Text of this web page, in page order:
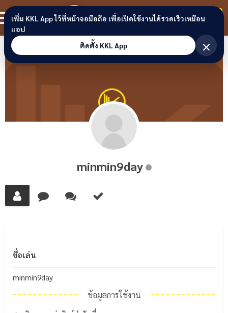
Skip to content
ขอนแก่นลิงก์ สมาชิก
minmin9day
ชื่อเล่น
minmin9day
ข้อมูลการใช้งาน
เพิ่ม KKL App ไว้ที่หน้าจอมือถือ เพื่อเปิดใช้งานได้รวดเร็วเหมือน
แอป
ติดตั้ง KKL App
×